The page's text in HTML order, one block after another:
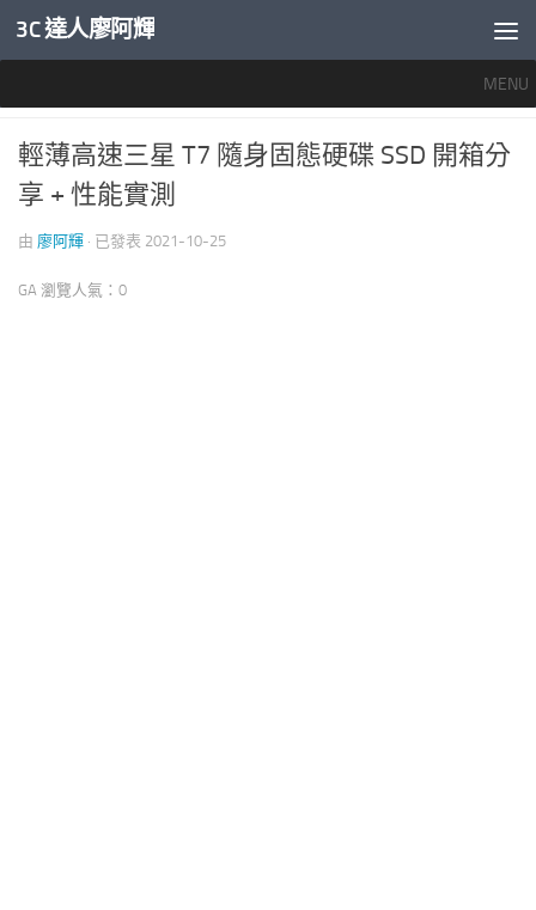
內文下方
3C 達人廖阿輝
MENU
0
輕薄高速三星 T7 隨身固態硬碟 SSD 開箱分
享 + 性能實測
由 廖阿輝 · 已發表 2021-10-25
GA 瀏覽人氣：0